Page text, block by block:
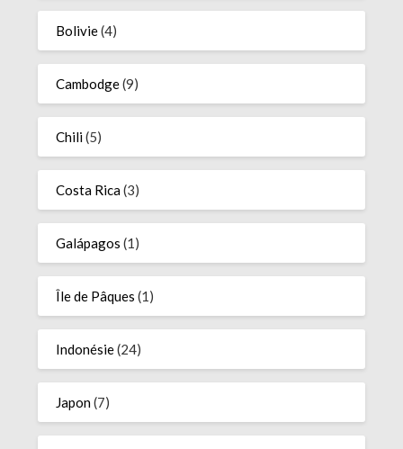
Bolivie(4)
Cambodge(9)
Chili(5)
Costa Rica(3)
Galápagos (1)
Île de Pâques (1)
Indonésie(24)
Japon(7)